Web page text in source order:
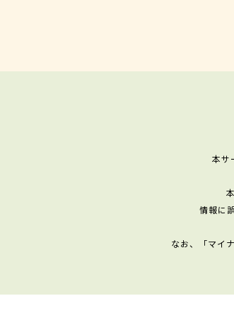
本サ
情報に
なお、「マイ